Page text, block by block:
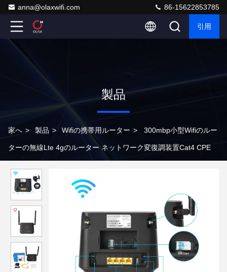
anna@olaxwifi.com 86-15622853785
引用
製品
家へ > 製品 > Wifiの携帯用ルーター > 300mbp小型Wifiのルー
ターの無線Lte 4gのルーター ネットワーク変復調装置Cat4 CPE